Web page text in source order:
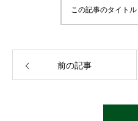
この記事のタイト
前の記事